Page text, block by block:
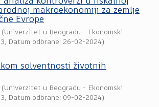
makroekonomiji za zemlje
Evrope
(Univerzitet u Beogradu - Ekonomski
, Datum odbrane: 26-02-2024)
solventnosti životnih
(Univerzitet u Beogradu - Ekonomski
, Datum odbrane: 09-02-2024)